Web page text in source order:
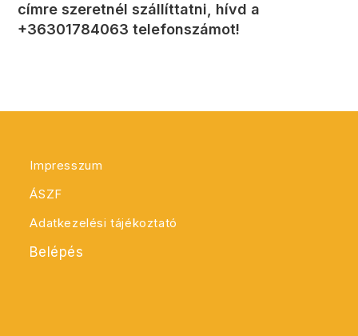
címre szeretnél szállíttatni, hívd a
+36301784063 telefonszámot!
Impresszum
ÁSZF
Adatkezelési tájékoztató
Belépés